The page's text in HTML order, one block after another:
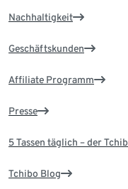
Nachhaltigkeit
Geschäftskunden
Affiliate Programm
Presse
5 Tassen täglich – der
Tchibo Blog